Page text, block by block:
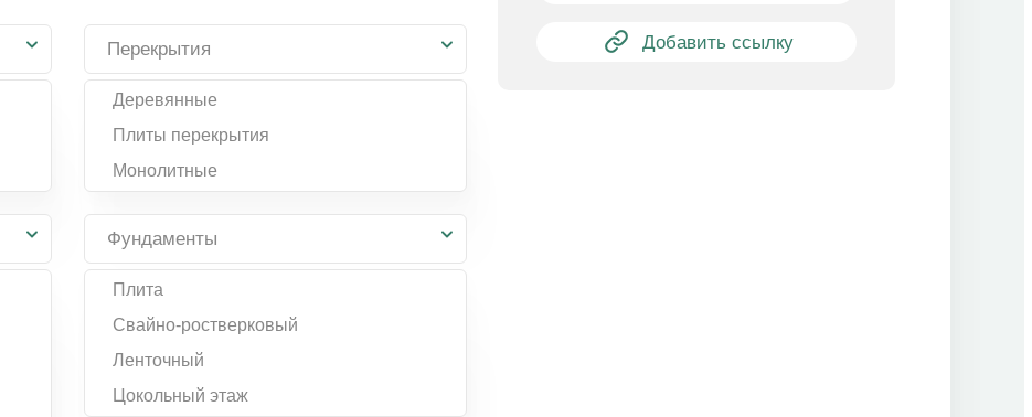
Перекрытия
Деревянные
Плиты перекрытия
Монолитные
Фундаменты
Плита
Свайно-ростверковый
Ленточный
Цокольный этаж
Добавить ссылку